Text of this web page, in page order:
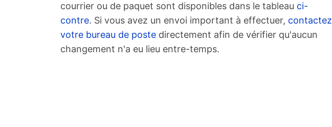
courrier ou de paquet sont disponibles dans le tableau ci-
contre. Si vous avez un envoi important à effectuer, contactez
votre bureau de poste directement afin de vérifier qu'aucun
changement n'a eu lieu entre-temps.